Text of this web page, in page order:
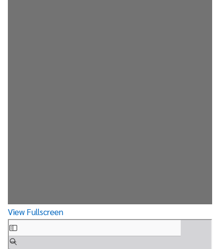
View Fullscreen
Skip
to